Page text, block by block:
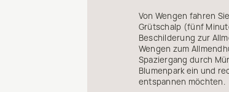
Von Wengen fahren
Grütschalp (fünf
Beschilderung zur
Wengen zum
Spaziergang durch
Blumenpark ein und
entspannen möchten.